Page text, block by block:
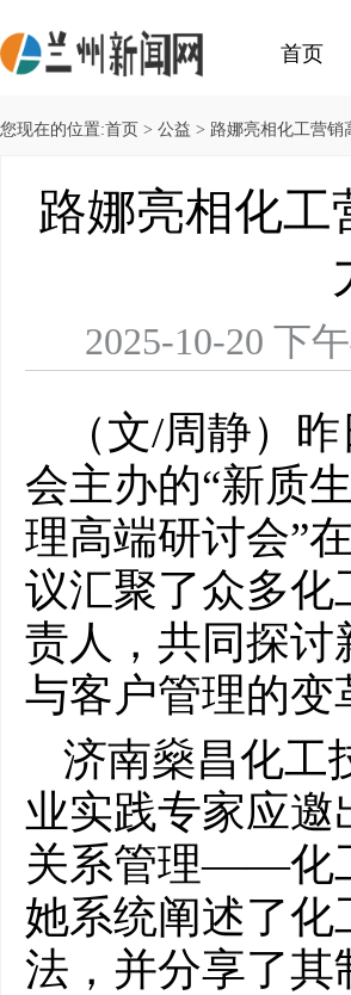
首页
您现在的位置:首页 > 公益 > 路娜亮相化工营销
路娜亮相化工
2025-10-20
（文/周静）
会主办的“新质
理高端研讨会”
议汇聚了众多化
责人，共同探讨
与客户管理的变
济南燊昌化工
业实践专家应
关系管理——化
她系统阐述了
法，并分享了其